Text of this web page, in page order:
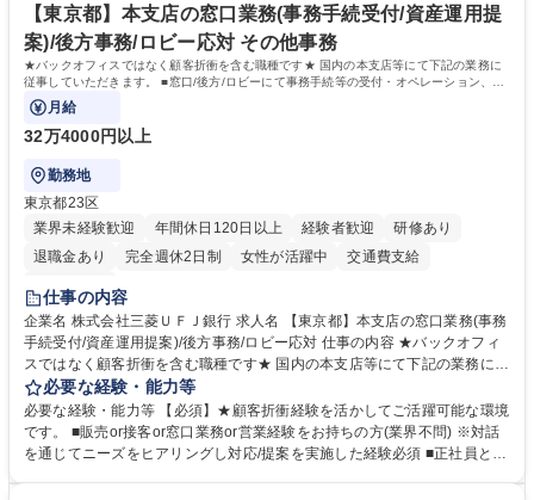
援します。 学歴・資格 学歴：大学院 大学 語学力： 資格：
【東京都】本支店の窓口業務(事務手続受付/資産運用提
案)/後方事務/ロビー応対 その他事務
★バックオフィスではなく顧客折衝を含む職種です★ 国内の本支店等にて下記の業務に
従事していただきます。 ■窓口/後方/ロビーにて事務手続等の受付・オペレーション、お
客様対応
月給
32万4000円以上
勤務地
東京都23区
業界未経験歓迎
年間休日120日以上 経験者歓迎
研修あり
退職金あり
完全週休2日制 女性が活躍中
交通費支給
土日祝休み
仕事の内容
企業名 株式会社三菱ＵＦＪ銀行 求人名 【東京都】本支店の窓口業務(事務
手続受付/資産運用提案)/後方事務/ロビー応対 仕事の内容 ★バックオフィ
スではなく顧客折衝を含む職種です★ 国内の本支店等にて下記の業務に従
事していただきます。 ■窓口/後方/ロビーにて事務手続等の受付・オペレ
ーション、お客様対応 ■窓口にて、ご来店された個人のお客様に対して金
融商品のご提案 ■効率的な事務運用の検討・構築等 ≪業務紹介：ご応募前
に必ずご覧ください≫ ※記事 https://www.mysite.bk.mufg.jp/career/circle/
必要な経験・能力等
必要な経験・能力等 【必須】★顧客折衝経験を活かしてご活躍可能な環境
です。 ■販売or接客or窓口業務or営業経験をお持ちの方(業界不問) ※対話
を通じてニーズをヒアリングし対応/提案を実施した経験必須 ■正社員とし